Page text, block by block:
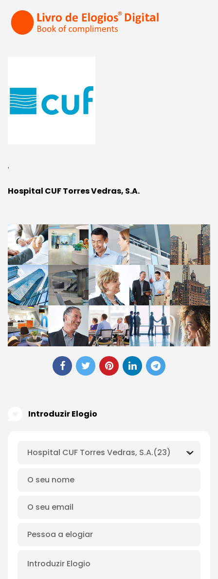
.
Hospital CUF Torres Vedras, S.A.
Introduzir Elogio